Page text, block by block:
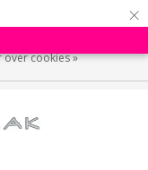
×
Is dat akkoord?
over cookies »